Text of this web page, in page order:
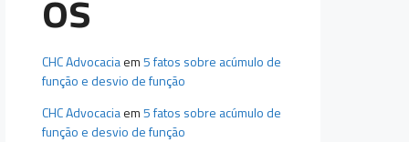
CHC Advocaciaem5 fatos sobre acúmulo de
função e desvio de função
CHC Advocaciaem5 fatos sobre acúmulo de
função e desvio de função